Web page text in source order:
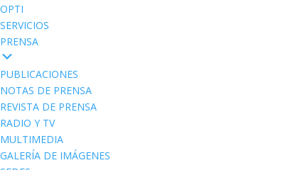
OPTI
SERVICIOS
PRENSA
PUBLICACIONES
NOTAS DE PRENSA
REVISTA DE PRENSA
RADIO Y TV
MULTIMEDIA
GALERÍA DE IMÁGENES